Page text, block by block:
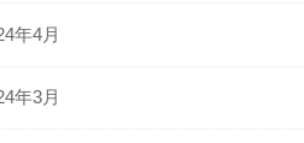
年4月
年3月